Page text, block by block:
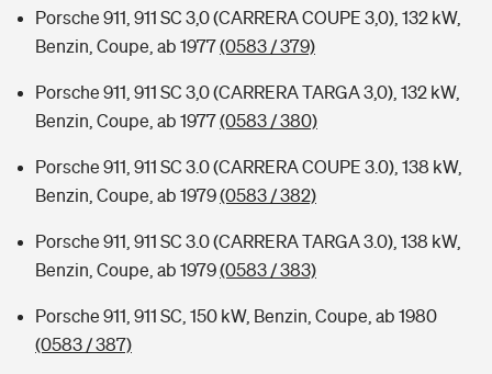
Porsche 911, 911 SC 3,0 (CARRERA COUPE 3,0), 132 kW,
Benzin, Coupe, ab 1977(0583 / 379)
Porsche 911, 911 SC 3,0 (CARRERA TARGA 3,0), 132 kW,
Benzin, Coupe, ab 1977(0583 / 380)
Porsche 911, 911 SC 3.0 (CARRERA COUPE 3.0), 138 kW,
Benzin, Coupe, ab 1979(0583 / 382)
Porsche 911, 911 SC 3.0 (CARRERA TARGA 3.0), 138 kW,
Benzin, Coupe, ab 1979(0583 / 383)
Porsche 911, 911 SC, 150 kW, Benzin, Coupe, ab 1980
(0583 / 387)